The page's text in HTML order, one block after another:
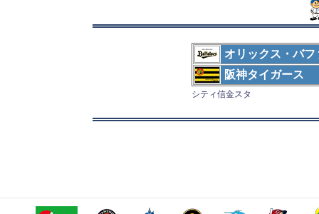
オリックス・バフ
阪神タイガース
シティ信金スタ